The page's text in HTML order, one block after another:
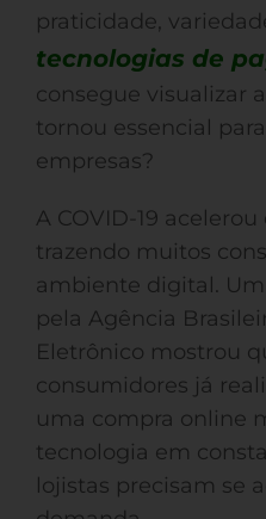
praticidade,
tecnologias de
consegue visualizar
tornou essencial
empresas?
A COVID-19
trazendo muitos
ambiente digital.
pela Agência
Eletrônico mostrou
consumidores já
uma compra online
tecnologia em
lojistas precisam se